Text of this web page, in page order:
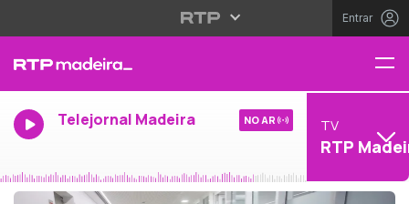
Entrar
Telejornal Madeira NO AR TV
RTP